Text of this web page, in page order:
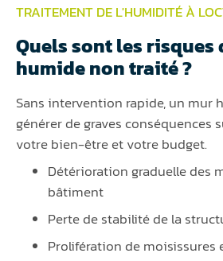
TRAITEMENT DE L'HUMIDITÉ À
Quels sont les risques
humide non traité ?
Sans intervention rapide, un mur
générer de graves conséquences
votre bien-être et votre budget.
Détérioration graduelle des
bâtiment
Perte de stabilité de la
Prolifération de moisissures